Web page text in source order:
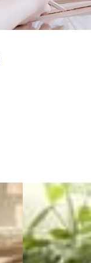
Polsterbett
121 cm
719,00 €